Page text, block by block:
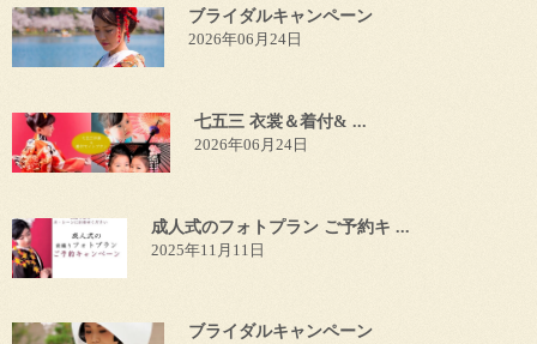
ブライダルキャンペーン
2026年06月24日
七五三 衣裳＆着付& ...
2026年06月24日
成人式のフォトプラン ご予約キ ...
2025年11月11日
ブライダルキャンペーン